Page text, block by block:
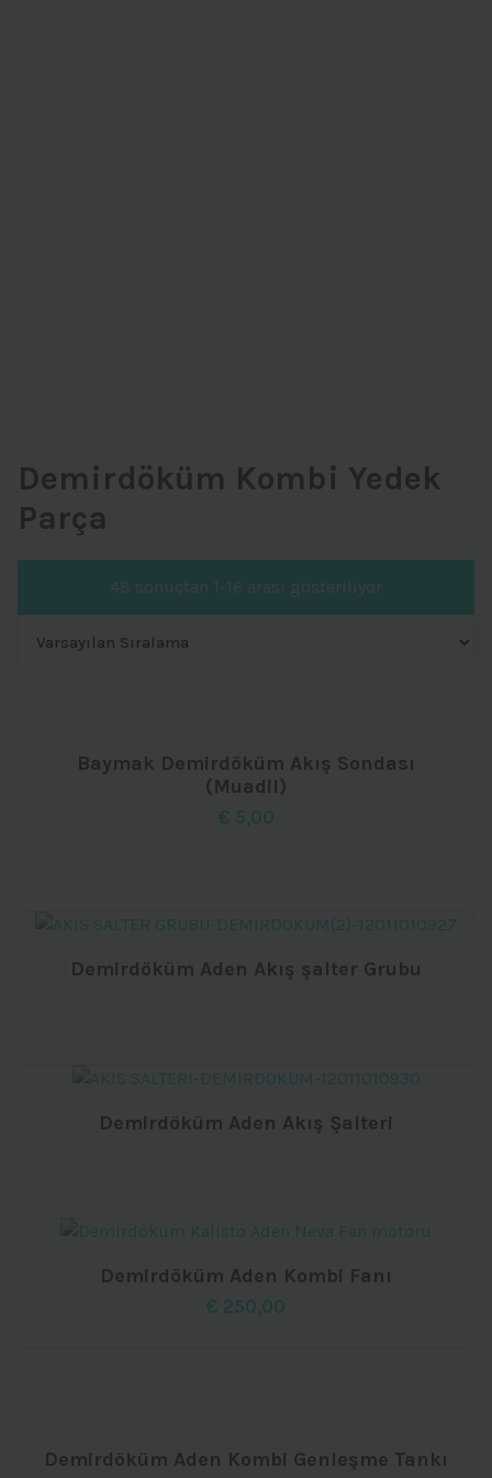
Demirdöküm Kombi Yedek
Parça
48 sonuçtan 1-16 arası gösteriliyor
Baymak Demirdöküm Akış Sondası
(Muadil)
€ 5,00
Demirdöküm Aden Akış şalter Grubu
Demirdöküm Aden Akış Şalteri
Demirdöküm Aden Kombi Fanı
€ 250,00
Demirdöküm Aden Kombi Genleşme Tankı